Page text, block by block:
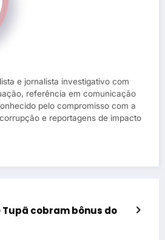
e jornalista investigativo com
referência em comunicação
pelo compromisso com a
e reportagens de impacto
Tupã cobram bônus do